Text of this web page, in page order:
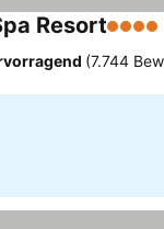
Resort4 Sterne
(7.744